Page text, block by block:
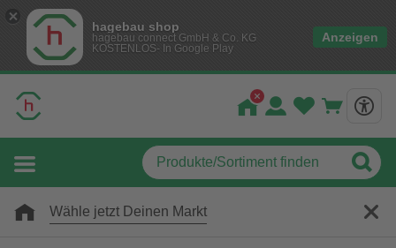
hagebau shop
hagebau connect GmbH & Co. KG
KOSTENLOS- In Google Play
Anzeigen
Wähle jetzt Deinen Markt